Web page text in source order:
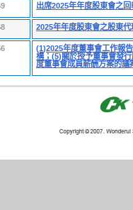
出席2025年年度股東會之回
2025年年度股東會之股東
(1)2025年度董事會工作報
構；(5)關於授予董事會發
度董事會成員薪酬方案的